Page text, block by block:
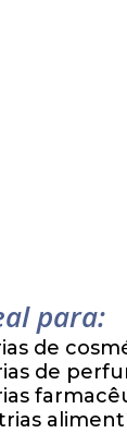
para:
de
de